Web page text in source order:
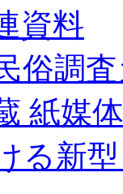
資料
調査
紙媒
る新